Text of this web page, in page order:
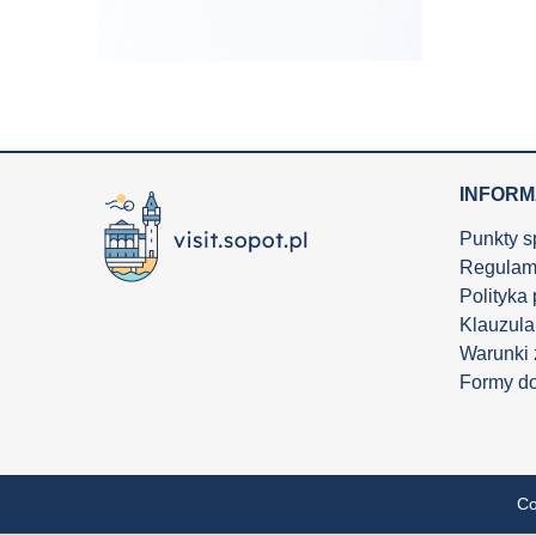
Punkty
Polityka
Warunki
Formy